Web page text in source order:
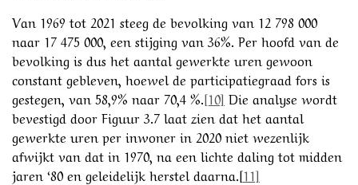
Van 1969 tot 2021 steeg de bevolking van 12 798 000
naar 17 475 000, een stijging van 36%. Per hoofd van de
bevolking is dus het aantal gewerkte uren gewoon
constant gebleven, hoewel de participatiegraad fors is
gestegen, van 58,9% naar 70,4 %.[10] Die analyse wordt
bevestigd door Figuur 3.7 laat zien dat het aantal
gewerkte uren per inwoner in 2020 niet wezenlijk
afwijkt van dat in 1970, na een lichte daling tot midden
jaren ‘80 en geleidelijk herstel daarna.[11]